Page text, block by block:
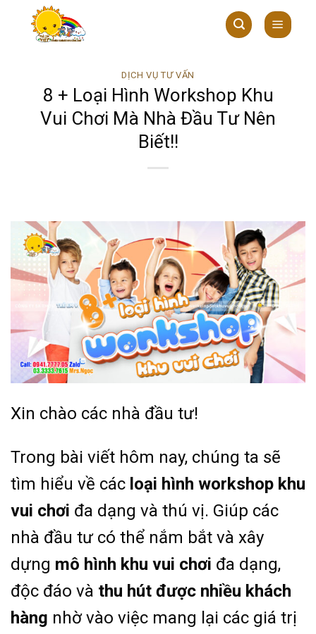
DỊCH VỤ TƯ VẤN
8 + Loại Hình Workshop Khu
Vui Chơi Mà Nhà Đầu Tư Nên
Biết!!
Xin chào các nhà đầu tư!
Trong bài viết hôm nay, chúng ta sẽ
tìm hiểu về các loại hình workshop khu
vui chơi đa dạng và thú vị. Giúp các
nhà đầu tư có thể nắm bắt và xây
dựng mô hình khu vui chơi đa dạng,
độc đáo và thu hút được nhiều khách
hàng nhờ vào việc mang lại các giá trị